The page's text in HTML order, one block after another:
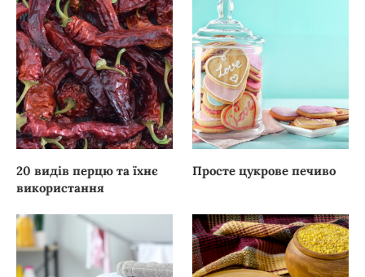
20 видів перцю та їхнє
використання
Просте цукрове печиво